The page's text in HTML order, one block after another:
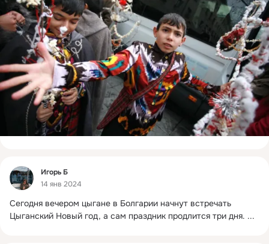
Фид
Игорь Б
14 янв 2024
Сегодня вечером цыгане в Болгарии начнут встречать
Цыганский Новый год, а сам праздник продлится три дня. ...